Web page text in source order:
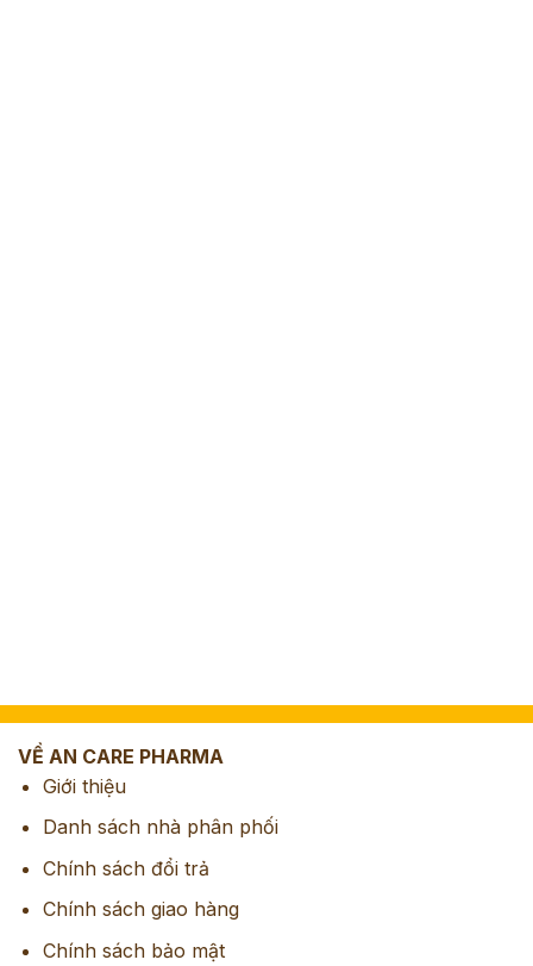
VỀ AN CARE PHARMA
Giới thiệu
Danh sách nhà phân phối
Chính sách đổi trả
Chính sách giao hàng
Chính sách bảo mật